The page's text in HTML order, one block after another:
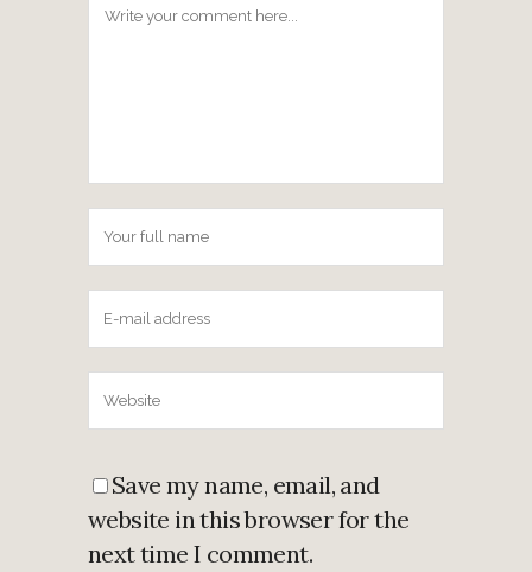
Save my name, email, and
website in this browser for the
next time I comment.